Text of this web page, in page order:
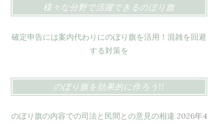
様々な分野で活躍できるのぼり旗
確定申告には案内代わりにのぼり旗を活用！混雑を回避
する対策を
のぼり旗を効果的に作ろう!!
のぼり旗の内容での司法と民間との意見の相違 2026年4